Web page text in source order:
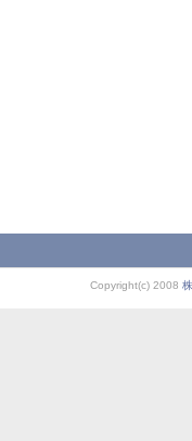
Copyright(c) 2008